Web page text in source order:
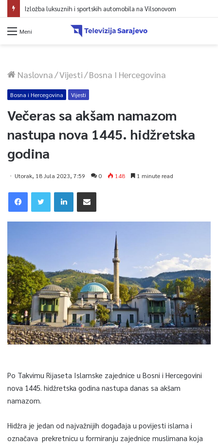
Izložba luksuznih i sportskih automobila na Vilsonovom
Meni
Naslovna/Vijesti/Bosna I Hercegovina
Bosna i Hercegovina Vijesti
Večeras sa akšam namazom
nastupa nova 1445. hidžretska
godina
Utorak, 18 Jula 2023, 7:59 0 148 1 minute read
Po Takvimu Rijaseta Islamske zajednice u Bosni i Hercegovini
nova 1445. hidžretska godina nastupa danas sa akšam
namazom.
Hidžra je jedan od najvažnijih događaja u povijesti islama i
označava prekretnicu u formiranju zajednice muslimana koja